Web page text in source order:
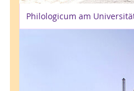
Philologicum am